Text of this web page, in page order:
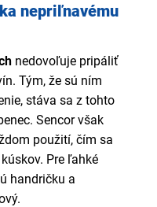
nepriľnavému
nedovoľuje pripáliť
Tým, že sú ním
stáva sa z tohto
Sencor však
použití, čím sa
Pre ľahké
handričku a